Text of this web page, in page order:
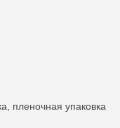
пленочная упаковка